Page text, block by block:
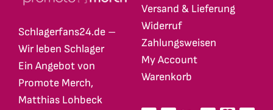
Schlagerfans24.de –
Wir leben Schlager
Ein Angebot von
Promote Merch,
Matthias Lohbeck
Versand & Lieferung
Widerruf
Zahlungsweisen
My Account
Warenkorb